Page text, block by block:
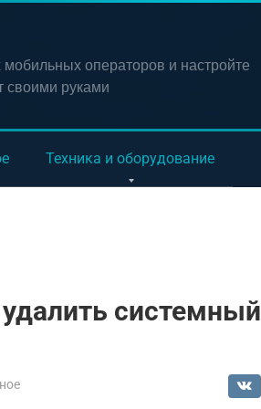
мобильных операторов и настройте
своими руками
Техника и оборудование
системный